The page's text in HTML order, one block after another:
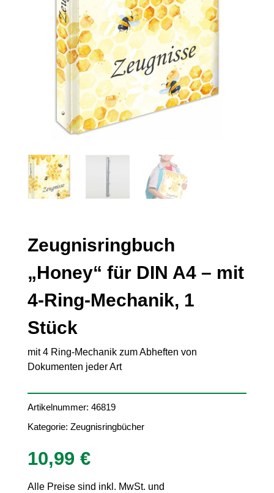
Zeugnisringbuch
„Honey“ für DIN A4 – mit
4-Ring-Mechanik, 1
Stück
mit 4 Ring-Mechanik zum Abheften von
Dokumenten jeder Art
Artikelnummer: 46819
Kategorie: Zeugnisringbücher
10,99 €
Alle Preise sind inkl. MwSt. und